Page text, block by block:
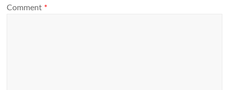
Comment *